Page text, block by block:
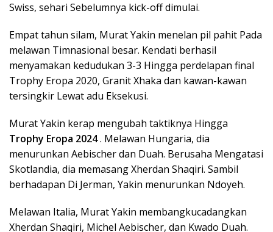
Swiss, sehari Sebelumnya kick-off dimulai.
Empat tahun silam, Murat Yakin menelan pil pahit Pada
melawan Timnasional besar. Kendati berhasil
menyamakan kedudukan 3-3 Hingga perdelapan final
Trophy Eropa 2020, Granit Xhaka dan kawan-kawan
tersingkir Lewat adu Eksekusi.
Murat Yakin kerap mengubah taktiknya Hingga
Trophy Eropa 2024. Melawan Hungaria, dia
menurunkan Aebischer dan Duah. Berusaha Mengatasi
Skotlandia, dia memasang Xherdan Shaqiri. Sambil
berhadapan Di Jerman, Yakin menurunkan Ndoyeh.
Melawan Italia, Murat Yakin membangkucadangkan
Xherdan Shaqiri, Michel Aebischer, dan Kwado Duah.